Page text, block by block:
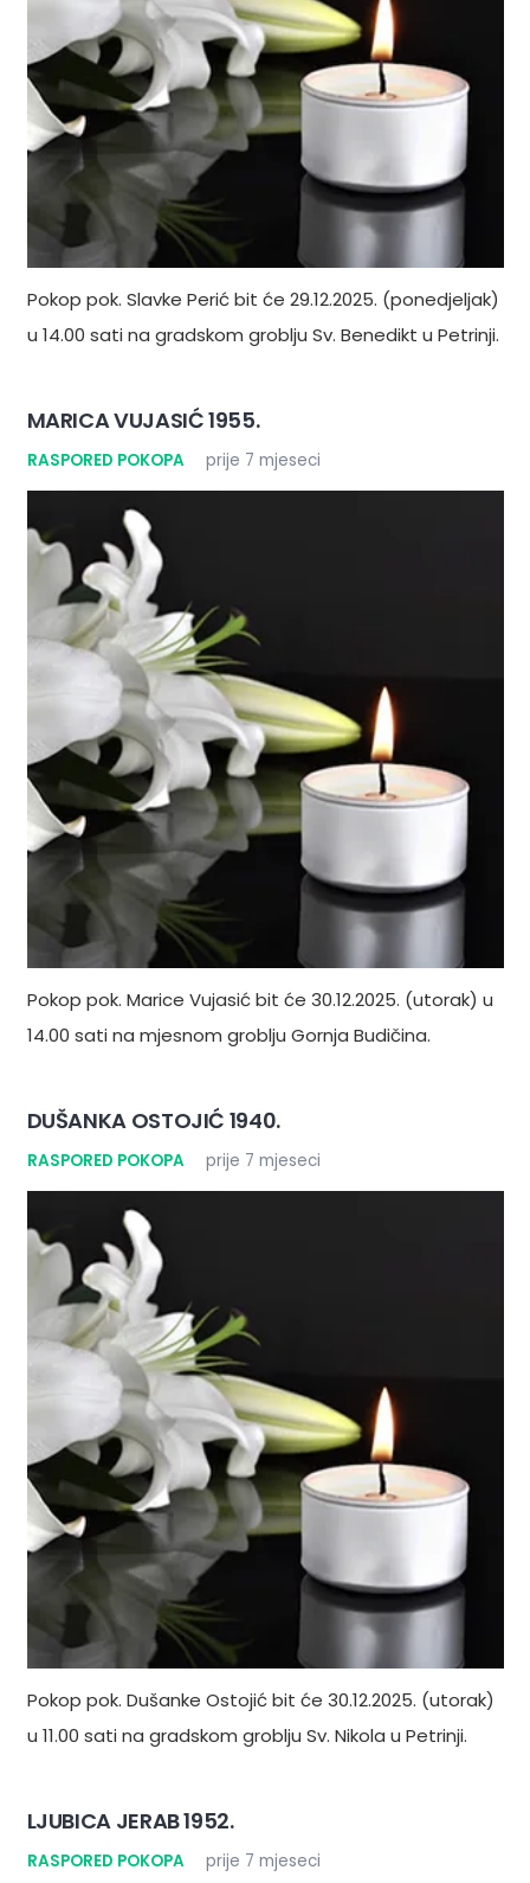
Pokop pok. Slavke Perić bit će 29.12.2025. (ponedjeljak)
u 14.00 sati na gradskom groblju Sv. Benedikt u Petrinji.
MARICA VUJASIĆ 1955.
RASPORED POKOPA prije 7 mjeseci
Pokop pok. Marice Vujasić bit će 30.12.2025. (utorak) u
14.00 sati na mjesnom groblju Gornja Budičina.
DUŠANKA OSTOJIĆ 1940.
RASPORED POKOPA prije 7 mjeseci
Pokop pok. Dušanke Ostojić bit će 30.12.2025. (utorak)
u 11.00 sati na gradskom groblju Sv. Nikola u Petrinji.
LJUBICA JERAB 1952.
RASPORED POKOPA prije 7 mjeseci